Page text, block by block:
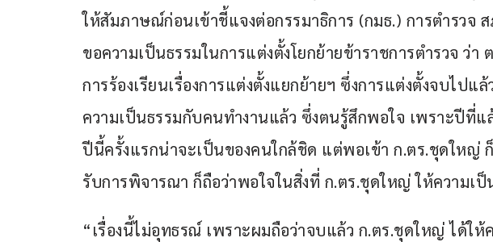
ให้สัมภาษณ์ก่อนเข้าชี้แจงต่อกรรมาธิการ (กมธ.) การตำรวจ
ขอความเป็นธรรมในการแต่งตั้งโยกย้ายข้าราชการตำรวจ ว่
การร้องเรียนเรื่องการแต่งตั้งแยกย้ายฯ ซึ่งการแต่งตั้งจบไป
ความเป็นธรรมกับคนทำงานแล้ว ซึ่งตนรู้สึกพอใจ เพราะปีที่แ
ปีนี้ครั้งแรกน่าจะเป็นของคนใกล้ชิด แต่พอเข้า ก.ตร.ชุดใหญ่
รับการพิจารณา ก็ถือว่าพอใจในสิ่งที่ ก.ตร.ชุดใหญ่ ให้ความเป็
“เรื่องนี้ไม่อุทธรณ์ เพราะผมถือว่าจบแล้ว ก.ตร.ชุดใหญ่ ได้ให้